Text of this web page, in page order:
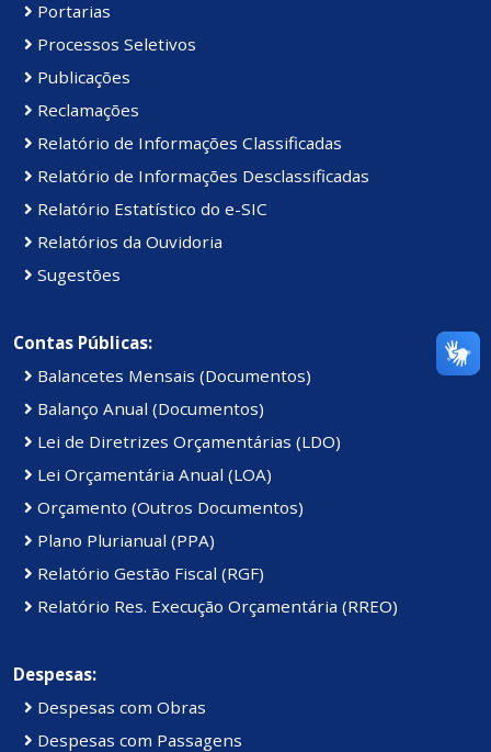
Portarias
Processos Seletivos
Publicações
Reclamações
Relatório de Informações Classificadas
Relatório de Informações Desclassificadas
Relatório Estatístico do e-SIC
Relatórios da Ouvidoria
Sugestões
Contas Públicas:
Balancetes Mensais (Documentos)
Balanço Anual (Documentos)
Lei de Diretrizes Orçamentárias (LDO)
Lei Orçamentária Anual (LOA)
Orçamento (Outros Documentos)
Plano Plurianual (PPA)
Relatório Gestão Fiscal (RGF)
Relatório Res. Execução Orçamentária (RREO)
Despesas:
Despesas com Obras
Despesas com Passagens